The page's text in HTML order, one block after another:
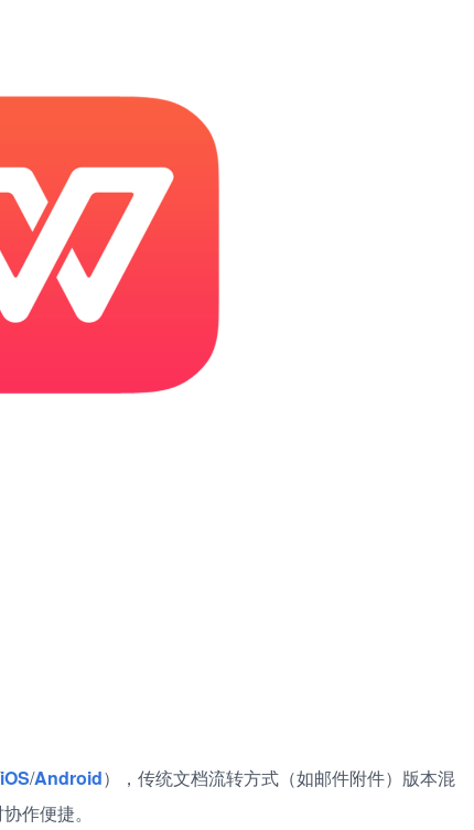
iOS/Android），传统文档流转方式（如邮件附件）版本混
作便捷。